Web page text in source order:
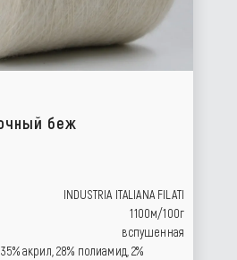
беж
INDUSTRIA ITALIANA FILATI
1100м/100г
вспушенная
акрил, 28% полиамид, 2%